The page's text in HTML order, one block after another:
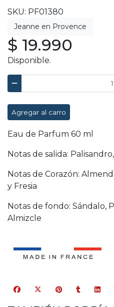
SKU: PF01380
$ 19.990
Disponible.
Agregar al carro
Eau de Parfum 60 ml
Notas de salida:
Notas de Corazón:
y Fresia
Notas de fondo: Sándalo,
Almizcle